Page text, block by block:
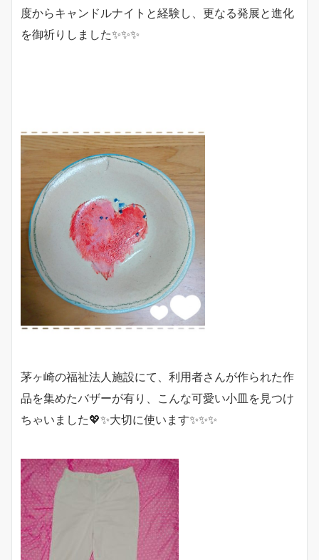
度からキャンドルナイトと経験し、更なる発展と進化
を御祈りしました✨✨✨
茅ヶ崎の福祉法人施設にて、利用者さんが作られた作
品を集めたバザーが有り、こんな可愛い小皿を見つけ
ちゃいました💖✨大切に使います✨✨✨